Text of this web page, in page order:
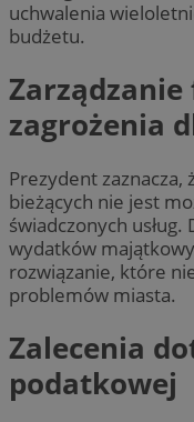
uchwalenia
budżetu.
zagrożenia
Prezydent
bieżących nie jest
świadczonych
wydatków
rozwiązanie, które
problemów miasta.
Zalecenia
podatkowej